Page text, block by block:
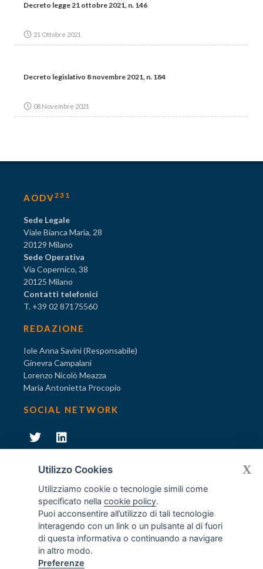
Decreto legge 21 ottobre 2021, n. 146
21 Ottobre 2021
Decreto legislativo 8 novembre 2021, n. 184
08 Novembre 2021
AODV 231
Sede Legale
Viale Bianca Maria, 28
20129 Milano
Sede Operativa
Via Copernico, 38
20125 Milano
Contatti telefonici
T. +39 02 87175560
REDAZIONE
Iole Anna Savini (Responsabile)
Ginevra Campalani
Lorenzo Nicolò Meazza
Maria Antonietta Procopio
SOCIAL NETWORK
Diventa socio di AODV
© Tutti i diritti riservati AODV231- ® Marchio registrato
Associazione dei Componenti degli Organismi di Vigilanza
ex D.Lgs. 231/2001
Utilizzo Cookies
Utilizziamo cookie o tecnologie simili come
specificato nellacookie policy.
Puoi acconsentire all’utilizzo di tali tecnologie
interagendo con un link o un pulsante al di fuori
di questa informativa o continuando a navigare
in altro modo.
Preferenze
X